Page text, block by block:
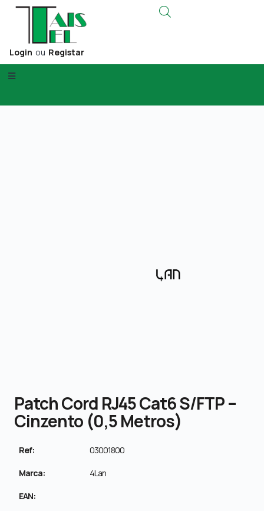
Login ou Registar
Patch Cord RJ45 Cat6 S/FTP –
Cinzento (0,5 Metros)
Ref: 03001800
Marca: 4Lan
EAN: